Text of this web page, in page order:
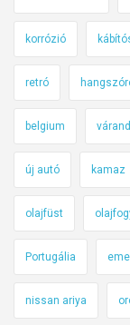
korrózió
retró
belgium
új autó kamaz
olajfüst
Portugália
nissan ariya